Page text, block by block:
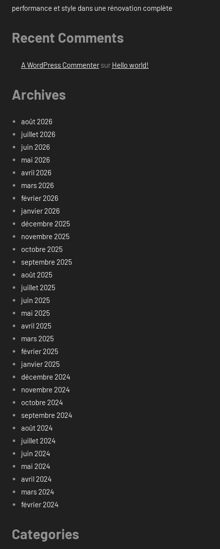
performance et style dans une rénovation complète
Recent Comments
A WordPress Commentersur Hello world!
Archives
août 2026
juillet 2026
juin 2026
mai 2026
avril 2026
mars 2026
février 2026
janvier 2026
décembre 2025
novembre 2025
octobre 2025
septembre 2025
août 2025
juillet 2025
juin 2025
mai 2025
avril 2025
mars 2025
février 2025
janvier 2025
décembre 2024
novembre 2024
octobre 2024
septembre 2024
août 2024
juillet 2024
juin 2024
mai 2024
avril 2024
mars 2024
février 2024
Categories